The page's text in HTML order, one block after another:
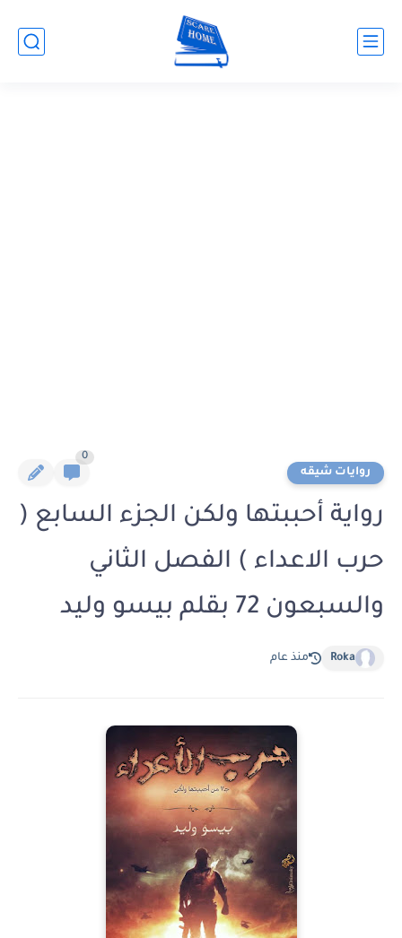
روايات شيقه
0
رواية أحببتها ولكن الجزء السابع (
حرب الاعداء ) الفصل الثاني
والسبعون 72 بقلم بيسو وليد
Roka منذ عام